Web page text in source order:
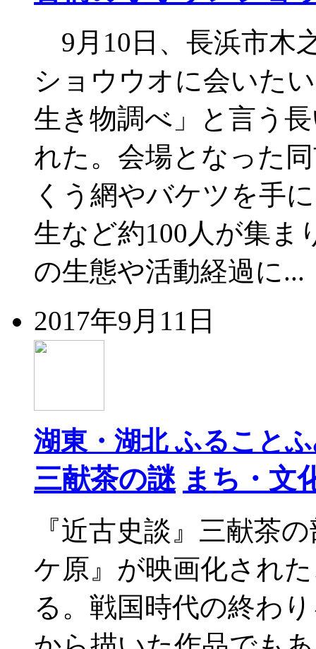
9月10日、長浜市木
ショウウオに会いた
生き物調べ」と言う
れた。会場となった
くう網やバケツを手
生など約100人が集ま
の生態や活動経過に
2017年9月11日
湖東・湖北 ふること
三献茶の謎 まち・文
『近古史談』三献茶
ケ原』が映画化され
る。戦国時代の終わ